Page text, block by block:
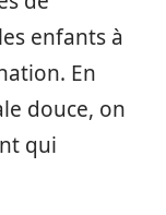
enfants à
En
douce, on
qui